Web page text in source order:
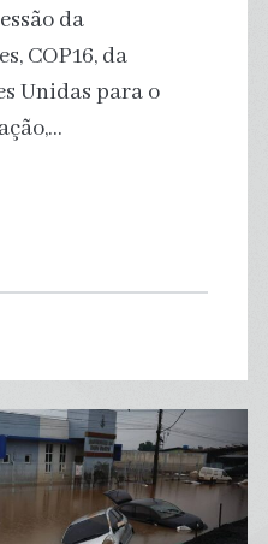
da
COP16, da
Unidas para o